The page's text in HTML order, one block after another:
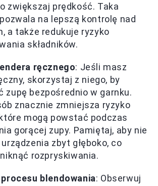
zwiększaj prędkość. Taka
na lepszą kontrolę nad
a także redukuje ryzyko
składników.
ręcznego: Jeśli masz
skorzystaj z niego, by
zupę bezpośrednio w garnku.
znacznie zmniejsza ryzyko
mogą powstać podczas
gorącej zupy. Pamiętaj, aby nie
zbyt głęboko, co
rozpryskiwania.
blendowania: Obserwuj